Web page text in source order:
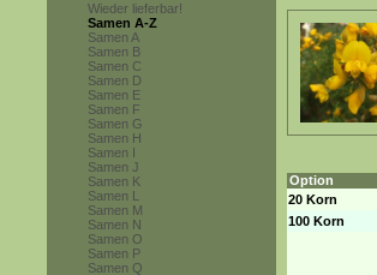
Wieder lieferbar!
Samen A-Z
Samen A
Samen B
Samen C
Samen D
Samen E
Samen F
Samen G
Samen H
Samen I
Samen J
Samen K
Samen L
Samen M
Samen N
Samen O
Samen P
Samen Q
Option
20 Korn
100 Korn